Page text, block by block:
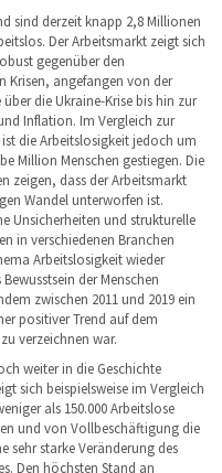
sind derzeit knapp 2,8 Millionen
Der Arbeitsmarkt zeigt sich
gegenüber den
Krisen, angefangen von der
die Ukraine-Krise bis hin zur
Inflation. Im Vergleich zur
die Arbeitslosigkeit jedoch um
Million Menschen gestiegen. Die
zeigen, dass der Arbeitsmarkt
Wandel unterworfen ist.
Unsicherheiten und strukturelle
in verschiedenen Branchen
Arbeitslosigkeit wieder
der Menschen
zwischen 2011 und 2019 ein
positiver Trend auf dem
verzeichnen war.
weiter in die Geschichte
sich beispielsweise im Vergleich
als 150.000 Arbeitslose
und von Vollbeschäftigung die
sehr starke Veränderung des
Den höchsten Stand an